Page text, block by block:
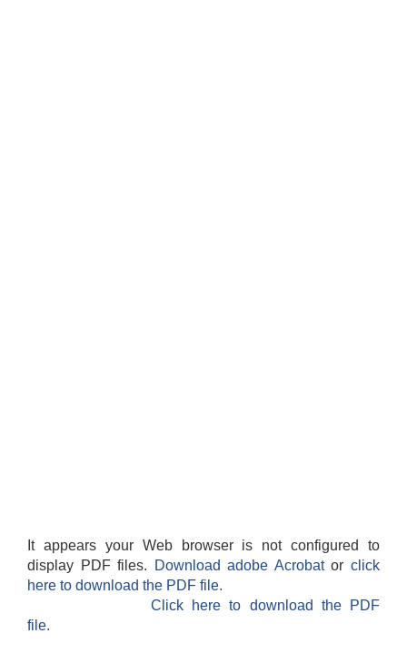
It appears your Web browser is not configured to
display PDF files.
Download adobe Acrobatorclick
here to download the PDF file.
Click here to download the PDF
file.